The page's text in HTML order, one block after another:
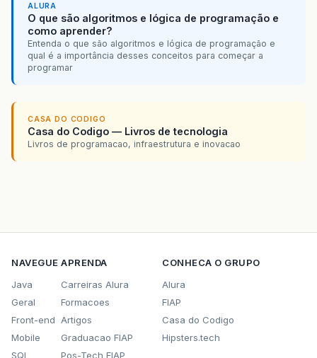
ALURA
O que são algoritmos e lógica de programação e
como aprender?
Entenda o que são algoritmos e lógica de programação e
qual é a importância desses conceitos para começar a
programar
CASA DO CODIGO
Casa do Codigo — Livros de tecnologia
Livros de programacao, infraestrutura e inovacao
NAVEGUE
Java
Geral
Front-end
Mobile
SQL
APRENDA
Carreiras Alura
Formacoes
Artigos
Graduacao FIAP
Pos-Tech FIAP
CONHECA O GRUPO
Alura
FIAP
Casa do Codigo
Hipsters.tech